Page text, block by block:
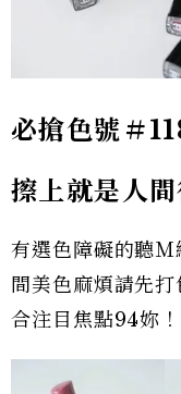
必搶色號 ＃
擦上就是人間
有選色障礙的聽
間美色麻煩請先
合注目焦點94妳！